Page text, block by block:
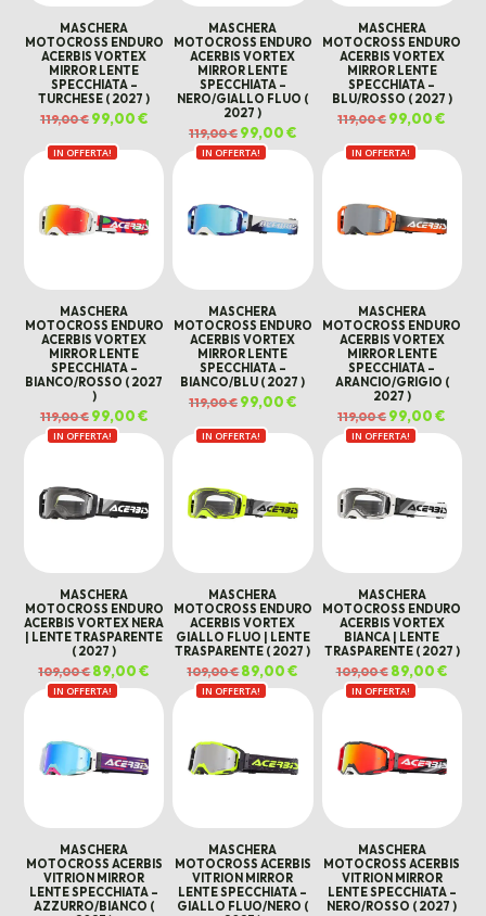
MASCHERA
MOTOCROSS ENDURO
ACERBIS VORTEX
MIRROR LENTE
SPECCHIATA –
TURCHESE ( 2027 )
119,00€ Il
prezzo
era:
119,00 €.
99,00€Il
prezzo
attuale
è:
99,00 €.
MASCHERA
MOTOCROSS ENDURO
ACERBIS VORTEX
MIRROR LENTE
SPECCHIATA –
NERO/GIALLO FLUO (
2027 )
119,00€ Il
prezzo
originale
era:
99,00€Il
prezzo
attuale
è:
99,00 €.
MASCHERA
MOTOCROSS ENDURO
ACERBIS VORTEX
MIRROR LENTE
SPECCHIATA –
BLU/ROSSO ( 2027 )
119,00€ Il
prezzo
era:
119,00 €.
99,00€
è:
99,00
IN OFFERTA!
MASCHERA
MOTOCROSS ENDURO
ACERBIS VORTEX
MIRROR LENTE
SPECCHIATA –
BIANCO/ROSSO ( 2027
)
119,00€ Il
prezzo
originale
era:
99,00€Il
prezzo
attuale
è:
99,00 €.
IN OFFERTA!
MASCHERA
MOTOCROSS ENDURO
ACERBIS VORTEX
MIRROR LENTE
SPECCHIATA –
BIANCO/BLU ( 2027 )
119,00€ Il
prezzo
era:
119,00 €.
99,00€Il
prezzo
attuale
è:
99,00 €.
IN OFFERTA!
MASCHERA
MOTOCROSS ENDURO
ACERBIS VORTEX
MIRROR LENTE
SPECCHIATA –
ARANCIO/GRIGIO (
2027 )
119,00€ Il
prezzo
originale
era:
99,00€
è:
99,00
IN OFFERTA!
MASCHERA
MOTOCROSS ENDURO
ACERBIS VORTEX NERA
| LENTE TRASPARENTE
( 2027 )
109,00€Il
prezzo
originale
era:
89,00€
prezzo
attuale
è:
89,00 €.
IN OFFERTA!
MASCHERA
MOTOCROSS ENDURO
ACERBIS VORTEX
GIALLO FLUO | LENTE
TRASPARENTE ( 2027 )
109,00€Il
prezzo
originale
era:
89,00€
prezzo
attuale
è:
89,00 €.
IN OFFERTA!
MASCHERA
MOTOCROSS ENDURO
ACERBIS VORTEX
BIANCA | LENTE
TRASPARENTE ( 2027 )
109,00€ Il
prezzo
originale
era:
89,00€Il
è:
89,00
IN OFFERTA!
MASCHERA
MOTOCROSS ACERBIS
VITRION MIRROR
LENTE SPECCHIATA –
AZZURRO/BIANCO (
IN OFFERTA!
MASCHERA
MOTOCROSS ACERBIS
VITRION MIRROR
LENTE SPECCHIATA –
GIALLO FLUO/NERO (
IN OFFERTA!
MASCHERA
MOTOCROSS ACERBIS
VITRION MIRROR
LENTE SPECCHIATA –
NERO/ROSSO ( 2027 )